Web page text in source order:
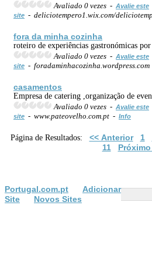
Avaliado 0 vezes - Avalie este
site - deliciotempero1.wix.com/
fora da minha cozinha
roteiro de experiências gastronómicas
Avaliado 0 vezes - Avalie este
site -
casamentos
Empresa de catering ,organização de
Avaliado 0 vezes - Avalie este
site - www.pateovelho.com.pt - Info
Página de Resultados: << Anterior 1
11
Próximo
Portugal.com.pt
Adicionar
Site
Novos Sites